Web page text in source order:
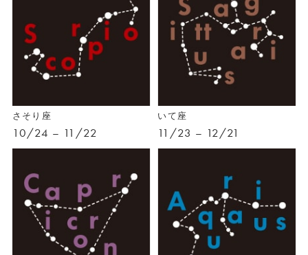
さそり座
10/24 – 11/22
いて座
11/23 – 12/21